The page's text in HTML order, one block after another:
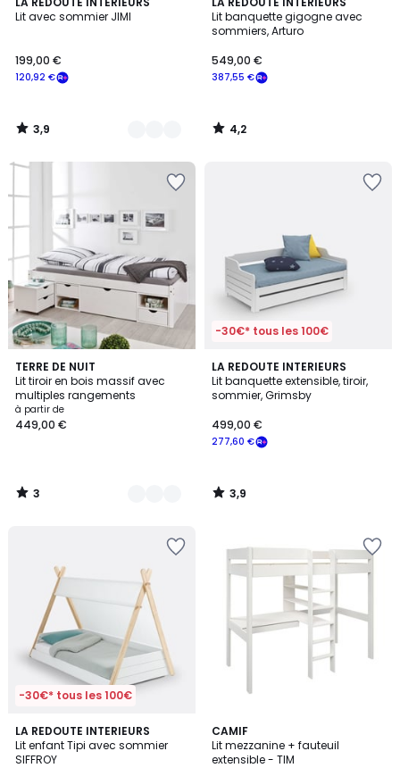
Lit avec sommier JIMI
120,92 €
199,00 €
/ 5
2
Couleurs
3,9
/
Lit banquette gigogne avec
sommiers, Arturo
387,55 €
549,00 €
/ 5
4,2
/
TERRE DE NUIT
Lit tiroir en bois massif avec
multiples rangements
à partir de
449,00 €
3
/
5
2
Couleurs
3
/
-30€* tous les 100€
LA REDOUTE INTERIEURS
Lit banquette extensible, tiroir,
sommier, Grimsby
277,60 €
499,00 €
3,9
/ 5
3,9
/
-30€* tous les 100€
LA REDOUTE INTERIEURS
Lit enfant Tipi avec sommier
SIFFROY
4,4
/ 5
CAMIF
Lit mezzanine + fauteuil
extensible - TIM
2
Couleurs